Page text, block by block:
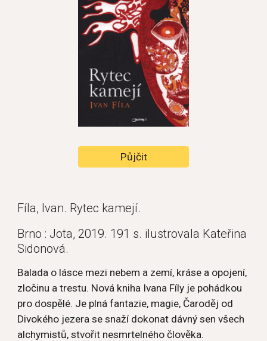
Půjčit
Fíla, Ivan. Rytec kamejí.
Brno : Jota, 2019. 191 s. ilustrovala Kateřina
Sidonová.
Balada o lásce mezi nebem a zemí, kráse a opojení,
zločinu a trestu. Nová kniha Ivana Fíly je pohádkou
pro dospělé. Je plná fantazie, magie, Čaroděj od
Divokého jezera se snaží dokonat dávný sen všech
alchymistů, stvořit nesmrtelného člověka.